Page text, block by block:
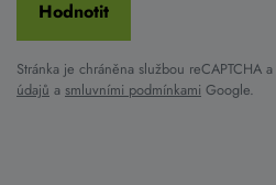
Stránka je chráněna službou reCAPTCHA a
údajů a smluvními podmínkami Google.